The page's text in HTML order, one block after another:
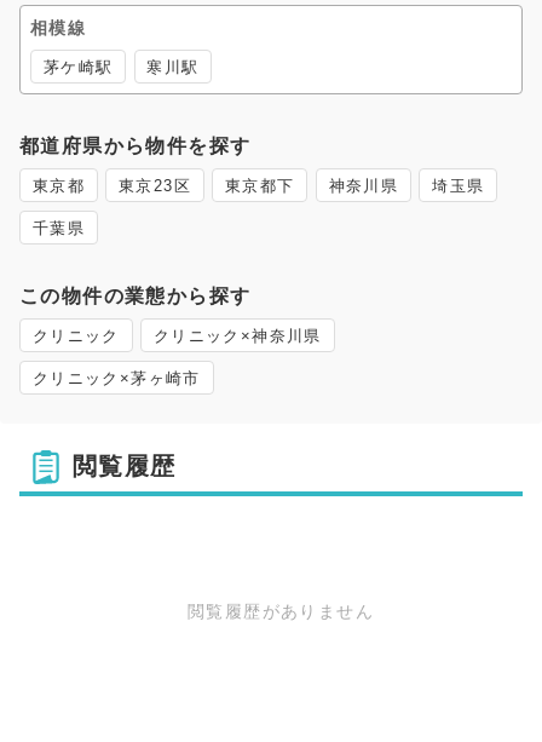
相模線
茅ケ崎駅 寒川駅
都道府県から物件を探す
東京都 東京23区 東京都下 神奈川県 埼玉県
千葉県
この物件の業態から探す
クリニック クリニック×神奈川県
クリニック×茅ヶ崎市
閲覧履歴
閲覧履歴がありません